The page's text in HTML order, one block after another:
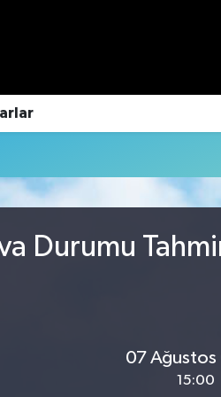
Durumu
07 Ağustos
15:00